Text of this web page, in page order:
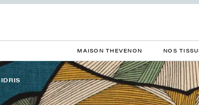
MAISON THEVENON NOS
IDRIS